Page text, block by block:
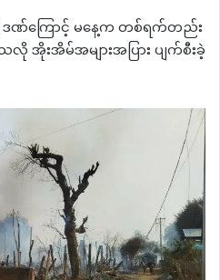
ဒဏ်ကြောင့် မနေ့က တစ်ရက်တည်း
အိုးအိမ်အများအပြား ပျက်စီးခဲ့